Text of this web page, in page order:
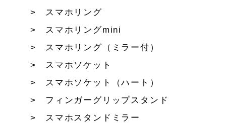
スマホリング
スマホリングmini
スマホリング（ミラー付）
スマホソケット
スマホソケット（ハート）
フィンガーグリップスタンド
スマホスタンドミラー